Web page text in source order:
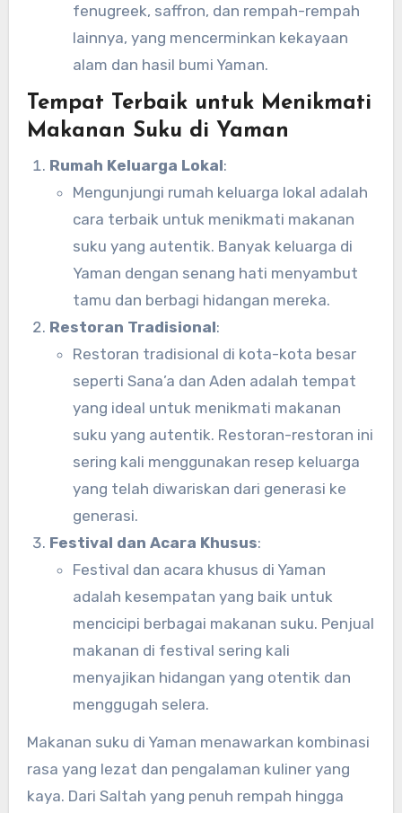
fenugreek, saffron, dan rempah-rempah
lainnya, yang mencerminkan kekayaan
alam dan hasil bumi Yaman.
Tempat Terbaik untuk Menikmati
Makanan Suku di Yaman
Rumah Keluarga Lokal:
Mengunjungi rumah keluarga lokal adalah
cara terbaik untuk menikmati makanan
suku yang autentik. Banyak keluarga di
Yaman dengan senang hati menyambut
tamu dan berbagi hidangan mereka.
Restoran Tradisional:
Restoran tradisional di kota-kota besar
seperti Sana’a dan Aden adalah tempat
yang ideal untuk menikmati makanan
suku yang autentik. Restoran-restoran ini
sering kali menggunakan resep keluarga
yang telah diwariskan dari generasi ke
generasi.
Festival dan Acara Khusus:
Festival dan acara khusus di Yaman
adalah kesempatan yang baik untuk
mencicipi berbagai makanan suku. Penjual
makanan di festival sering kali
menyajikan hidangan yang otentik dan
menggugah selera.
Makanan suku di Yaman menawarkan kombinasi
rasa yang lezat dan pengalaman kuliner yang
kaya. Dari Saltah yang penuh rempah hingga